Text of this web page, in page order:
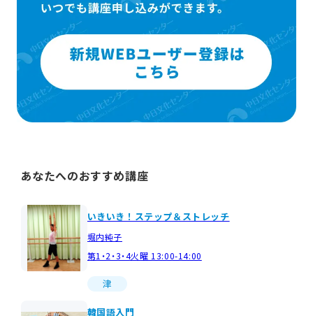
あなたへのおすすめ講座
いきいき！ステップ＆ストレッチ
堀内純子
第1・2・3・4火曜 13:00-14:00
津
韓国語入門